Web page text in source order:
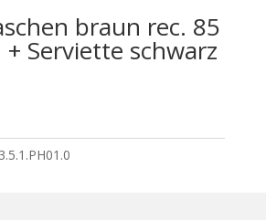
braun rec. 85
Serviette schwarz